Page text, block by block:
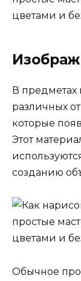
В предметах
различных
которые
Этот
созданию
Обычное